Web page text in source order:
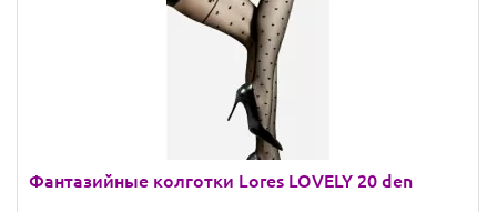
Фантазийные колготки Lores LOVELY 20 den